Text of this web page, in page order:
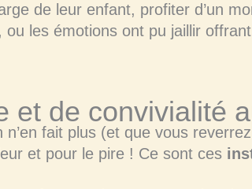
de leur enfant, profiter d’un
les émotions ont pu jaillir
et de convivialité
fait plus (et que vous
et pour le pire ! Ce sont ces